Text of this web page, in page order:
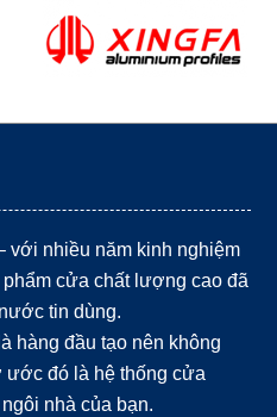
với nhiều năm kinh nghiệm
cửa chất lượng cao đã
tin dùng.
hàng đầu tạo nên không
ước đó là hệ thống cửa
nhà của bạn.